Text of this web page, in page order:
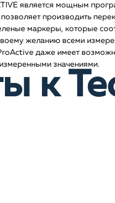
является мощным
производить
маркеры, которые
желанию всеми
даже имеет
значениями.
к